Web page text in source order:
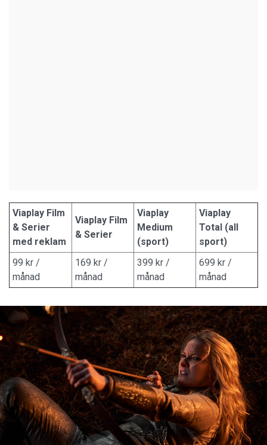
Viaplay Film
& Serier
med reklam
Viaplay Film
& Serier
Viaplay
Medium
(sport)
Viaplay
Total (all
sport)
99 kr /
månad
169 kr /
månad
399 kr /
månad
699 kr /
månad